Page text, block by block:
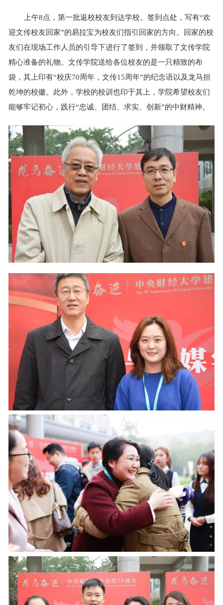
上午8点，第一批返校校友到达学校。签到点处，写有“欢
迎文传校友回家”的易拉宝为校友们指引回家的方向。回家的校
友们在现场工作人员的引导下进行了签到，并领取了文传学院
精心准备的礼物。文传学院送给各位校友的是一只精致的布
袋，其上印有“校庆70周年，文传15周年”的纪念语以及龙马担
乾坤的校徽。此外，学校的校训也印于其上，学院希望校友们
能够牢记初心，践行“忠诚、团结、求实、创新”的中财精神。